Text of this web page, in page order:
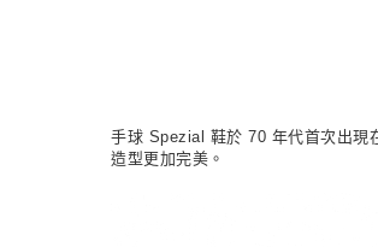
手球 Spezial 鞋於 70 年代首次出現
造型更加完美。